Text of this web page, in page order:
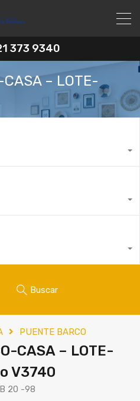
373 9340
CASA – LOTE-
Buscar
PUENTE BARCO
CASA – LOTE-
V3740
20 -98